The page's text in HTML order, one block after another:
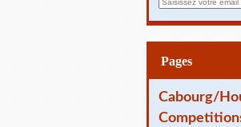
a
i
Pages
Cabourg/